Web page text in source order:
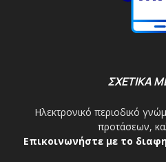
ΣΧΕΤΙΚΑ
Ηλεκτρονικό περιοδικό
προτάσεων,
Επικοινωνήστε με το